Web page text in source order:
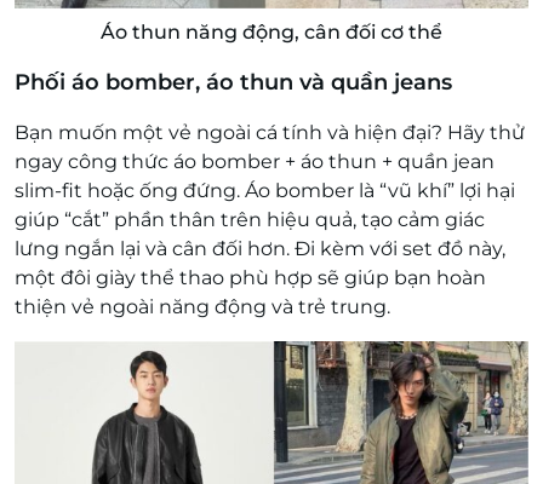
Áo thun năng động, cân đối cơ thể
Phối áo bomber, áo thun và quần jeans
Bạn muốn một vẻ ngoài cá tính và hiện đại? Hãy thử
ngay công thức áo bomber + áo thun + quần jean
slim-fit hoặc ống đứng. Áo bomber là “vũ khí” lợi hại
giúp “cắt” phần thân trên hiệu quả, tạo cảm giác
lưng ngắn lại và cân đối hơn. Đi kèm với set đồ này,
một đôi giày thể thao phù hợp sẽ giúp bạn hoàn
thiện vẻ ngoài năng động và trẻ trung.